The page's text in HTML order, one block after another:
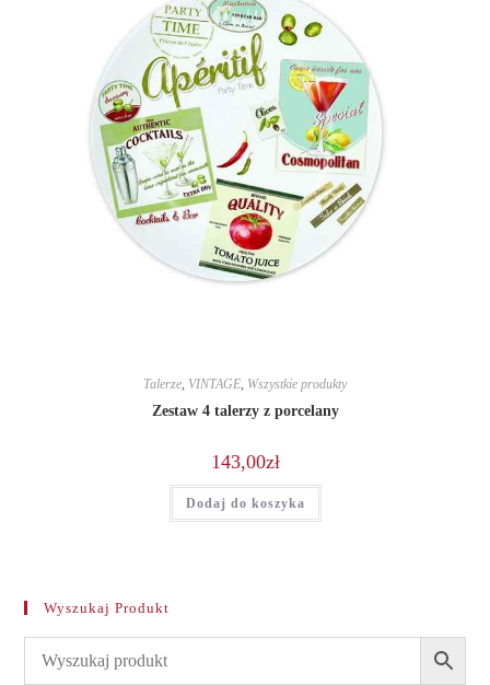
Talerze, VINTAGE, Wszystkie produkty
Zestaw 4 talerzy z porcelany
143,00zł
Dodaj do koszyka
Wyszukaj Produkt